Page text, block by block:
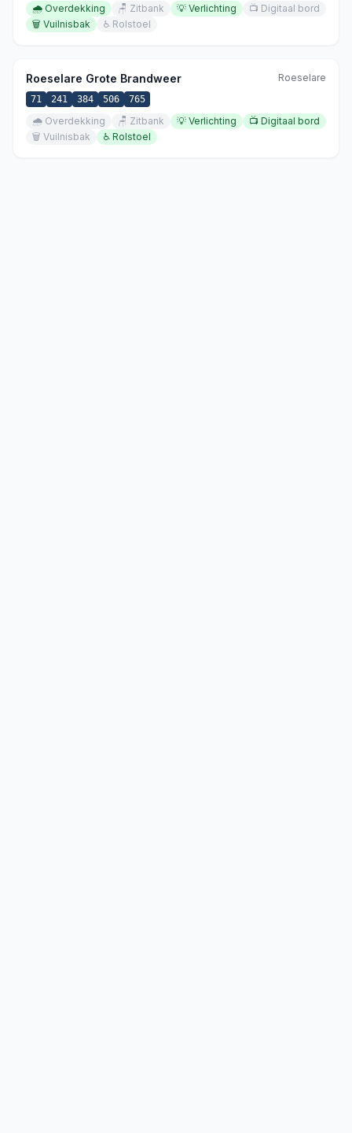
🌧️ Overdekking 🪑 Zitbank 💡 Verlichting 📺 Digitaal bord
🗑️ Vuilnisbak ♿ Rolstoel
Roeselare Grote Brandweer Roeselare
71 241 384 506 765
🌧️ Overdekking 🪑 Zitbank 💡 Verlichting 📺 Digitaal bord
🗑️ Vuilnisbak ♿ Rolstoel